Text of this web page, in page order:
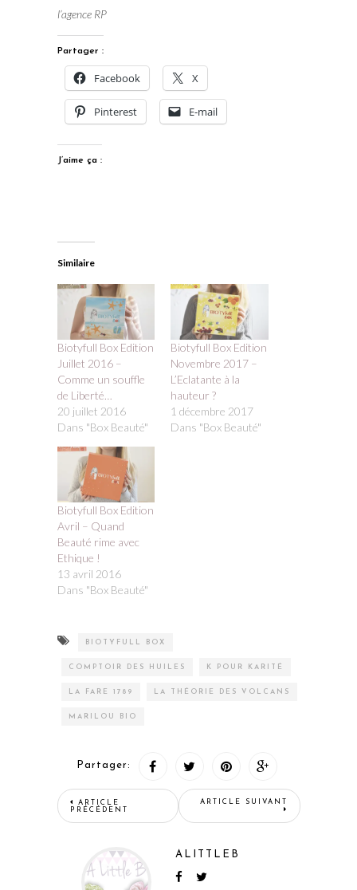
l’agence RP
Partager :
Facebook X
Pinterest E-mail
J’aime ça :
Similaire
Biotyfull Box Edition
Juillet 2016 –
Comme un souffle
de Liberté…
20 juillet 2016
Dans "Box Beauté"
Biotyfull Box Edition
Novembre 2017 –
L’Eclatante à la
hauteur ?
1 décembre 2017
Dans "Box Beauté"
Biotyfull Box Edition
Avril – Quand
Beauté rime avec
Ethique !
13 avril 2016
Dans "Box Beauté"
BIOTYFULL BOX
COMPTOIR DES HUILES K POUR KARITÉ
LA FARE 1789 LA THÉORIE DES VOLCANS
MARILOU BIO
Partager:
ARTICLE
PRÉCÉDENT
ARTICLE SUIVANT
ALITTLEB